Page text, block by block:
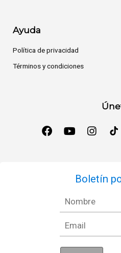
Ayuda
Política de privacidad
Términos y condiciones
Boletín